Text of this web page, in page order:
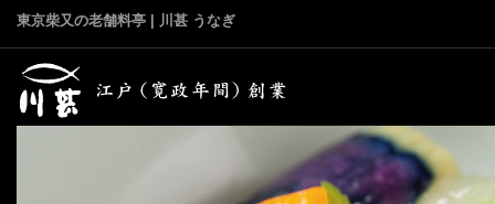
東京柴又の老舗料亭 | 川甚 うなぎ